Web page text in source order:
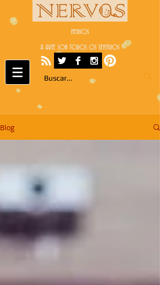
NERVOS
A ARTE SOB TODOS OS SENTIDOS
Blog